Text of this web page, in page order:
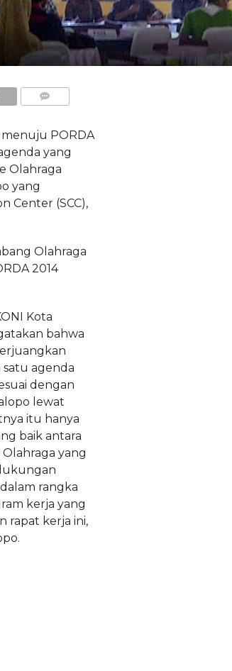
menuju PORDA
yang
Olahraga
yang
Center (SCC),
Olahraga
2014
Kota
bahwa
satu agenda
dengan
lewat
itu hanya
baik antara
yang
rangka
kerja yang
rapat kerja ini,